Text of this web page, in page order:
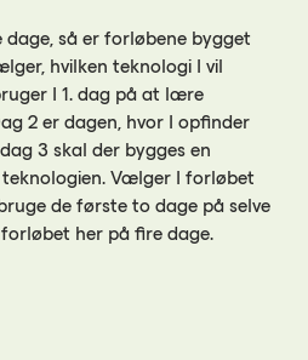
dage, så er forløbene bygget
hvilken teknologi I vil
I 1. dag på at lære
2 er dagen, hvor I opfinder
3 skal der bygges en
Vælger I forløbet
de første to dage på selve
her på fire dage.